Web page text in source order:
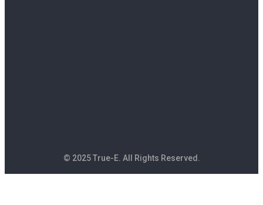
© 2025 True-E. All Rights Reserved.